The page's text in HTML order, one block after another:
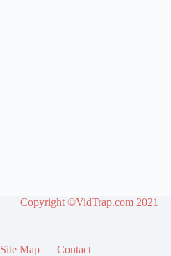
Copyright ©VidTrap.com 2021
Site Map Contact